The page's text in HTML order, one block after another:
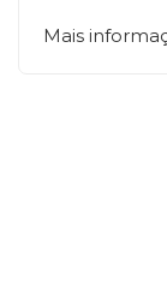
Mais